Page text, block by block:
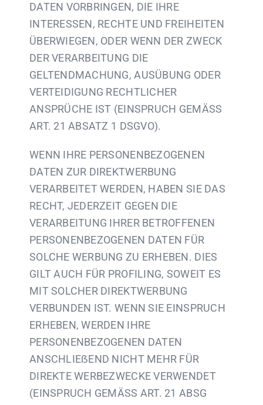
DATEN VORBRINGEN, DIE IHRE
INTERESSEN, RECHTE UND FREIHEITEN
ÜBERWIEGEN, ODER WENN DER ZWECK
DER VERARBEITUNG DIE
GELTENDMACHUNG, AUSÜBUNG ODER
VERTEIDIGUNG RECHTLICHER
ANSPRÜCHE IST (EINSPRUCH GEMÄSS
ART. 21 ABSATZ 1 DSGVO).
WENN IHRE PERSONENBEZOGENEN
DATEN ZUR DIREKTWERBUNG
VERARBEITET WERDEN, HABEN SIE DAS
RECHT, JEDERZEIT GEGEN DIE
VERARBEITUNG IHRER BETROFFENEN
PERSONENBEZOGENEN DATEN FÜR
SOLCHE WERBUNG ZU ERHEBEN. DIES
GILT AUCH FÜR PROFILING, SOWEIT ES
MIT SOLCHER DIREKTWERBUNG
VERBUNDEN IST. WENN SIE EINSPRUCH
ERHEBEN, WERDEN IHRE
PERSONENBEZOGENEN DATEN
ANSCHLIEẞEND NICHT MEHR FÜR
DIREKTE WERBEZWECKE VERWENDET
(EINSPRUCH GEMÄSS ART. 21 ABSG